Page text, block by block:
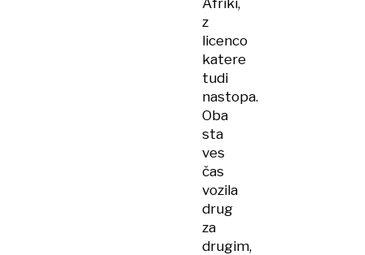
Afriki,
z
licenco
katere
tudi
nastopa.
Oba
sta
ves
čas
vozila
drug
za
drugim,